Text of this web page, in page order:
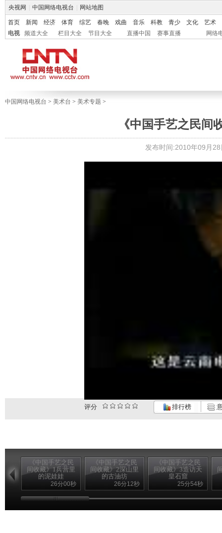
央视网 中国网络电视台 网站地图
首页 新闻 经济 体育 综艺 春晚 戏曲 音乐 科教 青少 文化
艺术
电视
频道大全 栏目大全 节目大全 直播中国 赛事直播 网络
中国网络电视台 > 美术台 > 美术专题 >
《中国手艺之民间
发布时间:2010年09月
评分 排行榜
《中国手艺之民
间收藏》1兵营里
的泥娃娃
26分00秒
《中国手艺之民
间收藏》2深山里
的古油坊
26分12秒
《中国手艺之民
间收藏》3造访天
皇石窟
25分54秒